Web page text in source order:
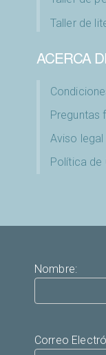
Taller de
ACERCA
Preguntas
Aviso legal
Política de
Nombre:
Correo